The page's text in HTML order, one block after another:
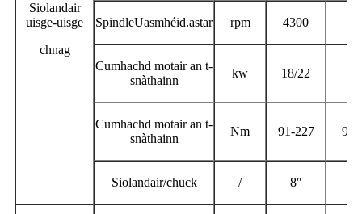
Siolandair
uisge-uisge
chnag
SpindleUasmhéid.astar rpm 4300
Cumhachd motair an t-
snàthainn
kw 18/22
Cumhachd motair an t-
snàthainn
Nm 91-227 91-
Siolandair/chuck / 8″